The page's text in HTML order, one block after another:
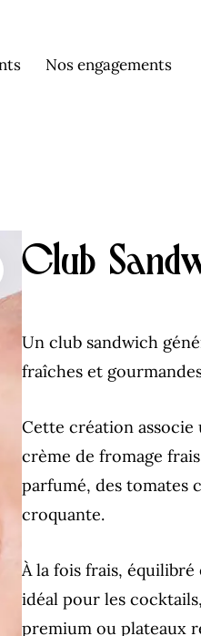
Nos engagements
Club
Un club sandwich
fraîches et
Cette création associe
crème de fromage
parfumé, des tomates
croquante.
À la fois frais,
idéal pour les
premium ou plateaux